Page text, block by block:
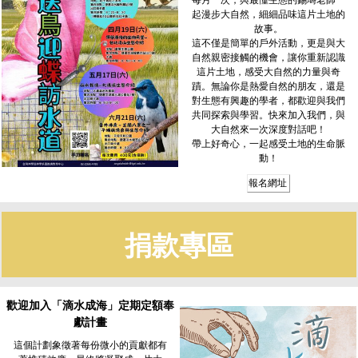
起漫步大自然，細細品味這片土地的
故事。
這不僅是簡單的戶外活動，更是與大
自然親密接觸的機會，讓你重新認識
這片土地，感受大自然的力量與奇
蹟。無論你是熱愛自然的朋友，還是
對生態有興趣的學者，都歡迎與我們
共同探索與學習。快來加入我們，與
大自然來一次深度對話吧！
帶上好奇心，一起感受土地的生命脈
動！
報名網址
捐款專區
歡迎加入「滴水成海」定期定額奉
獻計畫
這個計劃象徵著每份微小的貢獻都有